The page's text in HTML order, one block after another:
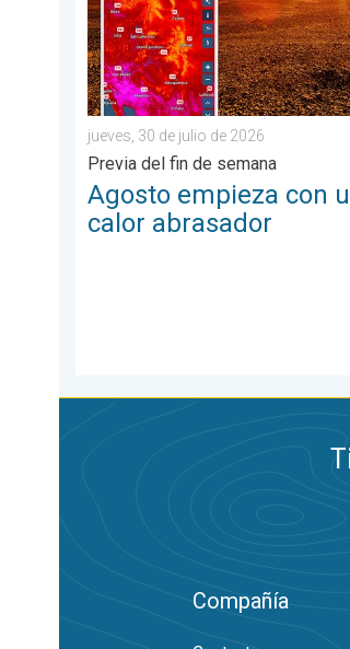
jueves, 30 de julio de 2026
Previa del fin de semana
Agosto empieza con
calor abrasador
Compañía